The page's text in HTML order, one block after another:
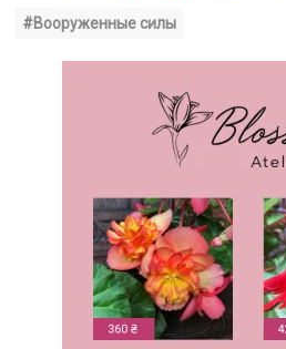
#Вооруженные силы